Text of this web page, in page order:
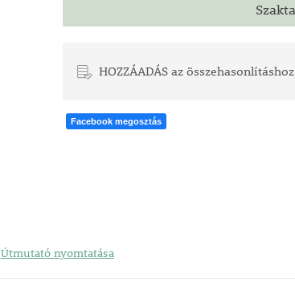
HOZZÁADÁS az összehasonlításhoz
Facebook megosztás
Útmutató nyomtatása